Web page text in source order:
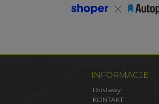
INFORMACJE
Dostawy
KONTAKT